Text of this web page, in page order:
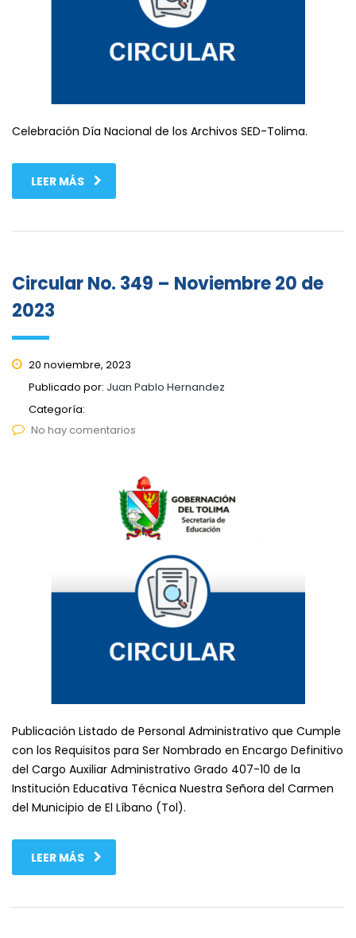
Celebración Día Nacional de los Archivos SED-Tolima.
LEER MÁS
Circular No. 349 – Noviembre 20 de
2023
20 noviembre, 2023
Publicado por: Juan Pablo Hernandez
Categoría:
No hay comentarios
Publicación Listado de Personal Administrativo que Cumple
con los Requisitos para Ser Nombrado en Encargo Definitivo
del Cargo Auxiliar Administrativo Grado 407-10 de la
Institución Educativa Técnica Nuestra Señora del Carmen
del Municipio de El Líbano (Tol).
LEER MÁS